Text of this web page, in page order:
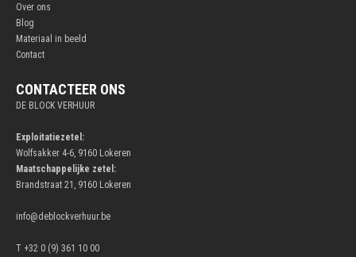
Over ons
Blog
Materiaal in beeld
Contact
CONTACTEER ONS
DE BLOCK VERHUUR
Exploitatiezetel:
Wolfsakker 4-6, 9160 Lokeren
Maatschappelijke zetel:
Brandstraat 21, 9160 Lokeren
info@deblockverhuur.be
T +32 0 (9) 361 10 00